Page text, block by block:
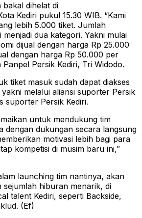
bakal dihelat di
Kediri pukul 15.30 WIB. “Kami
lebih 5.000 tiket. Jumlah
dua kategori. Yakni mulai
dijual dengan harga Rp 25.000
dengan harga Rp 50.000 per
Panpel Persik Kediri, Tri Widodo.
tiket masuk sudah dapat diakses
melalui aliansi suporter Persik
suporter Persik Kediri.
untuk mendukung tim
dengan dukungan secara langsung
motivasi lebih bagi para
kompetisi di musim baru ini,”
launching tim nantinya, akan
sejumlah hiburan menarik, di
talent Kediri, seperti Backside,
(Ef)